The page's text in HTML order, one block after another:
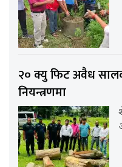
२० क्यु फिट अवैध
नियन्त्रणमा